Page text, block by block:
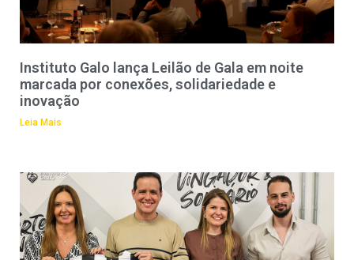
Instituto Galo lança Leilão de Gala em noite
marcada por conexões, solidariedade e
inovação
Leia Mais